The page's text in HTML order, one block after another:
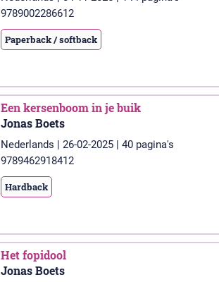
9789002286612
Paperback / softback
Een kersenboom in je buik
Jonas Boets
Nederlands | 26-02-2025 | 40 pagina's
9789462918412
Hardback
Het fopidool
Jonas Boets